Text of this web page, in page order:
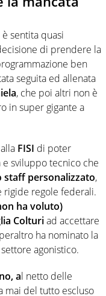
sentita quasi
di prendere la
ben
seguita ed allenata
, che poi altri non è
in super gigante a
FISI di poter
sviluppo tecnico che
staff personalizzato,
regole federali.
ha voluto)
Colturiad accettare
ha nominato la
agonistico.
al netto delle
mai del tutto escluso